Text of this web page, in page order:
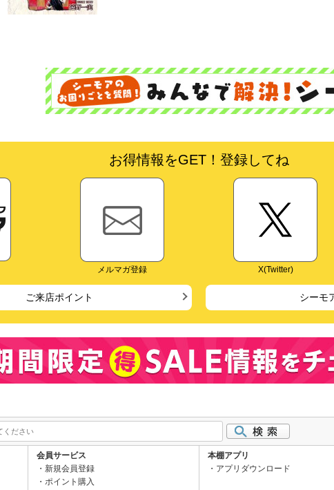
お得情報をGET！登録してね
メルマガ登録 X(Twitter)
ご来店ポイント シーモ
会員サービス
新規会員登録
ポイント購入
本棚アプリ
アプリダウンロード